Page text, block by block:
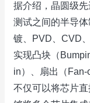
据介绍，晶圆级
测试之间的半导
镀、PVD、CVD
实现凸块（
in）、扇出（Fan-
不仅可以将芯片